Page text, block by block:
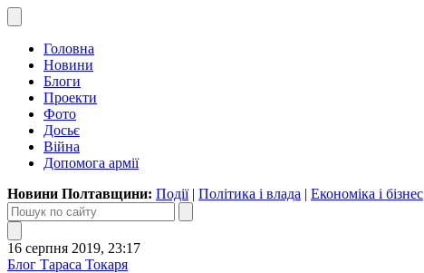
Головна
Новини
Блоги
Проекти
Фото
Досьє
Війна
Допомога армії
Новини Полтавщини: Події| Політика і влада | Економіка і бізнес
16 серпня 2019, 23:17
Блог Тараса Токаря